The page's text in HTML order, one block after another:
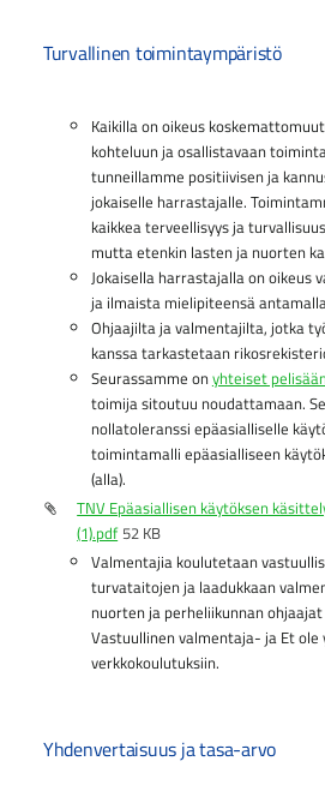
Turvallinen toimintaympäristö
Kaikilla on oikeus
kohteluun ja osallistavaan
tunneillamme positiivisen ja
jokaiselle harrastajalle.
kaikkea terveellisyys ja
mutta etenkin lasten ja nuorten
Jokaisella harrastajalla on oikeus
ja ilmaista mielipiteensä
Ohjaajilta ja valmentajilta, jotka
kanssa tarkastetaan
Seurassamme onyhteiset
toimija sitoutuu noudattamaan.
nollatoleranssi epäasialliselle
toimintamalli epäasialliseen
(alla).
TNV Epäasiallisen käytöksen
(1).pdf 52 KB
Valmentajia koulutetaan
turvataitojen ja laadukkaan
nuorten ja perheliikunnan
Vastuullinen valmentaja- ja Et ole
verkkokoulutuksiin.
Yhdenvertaisuus ja tasa-arvo